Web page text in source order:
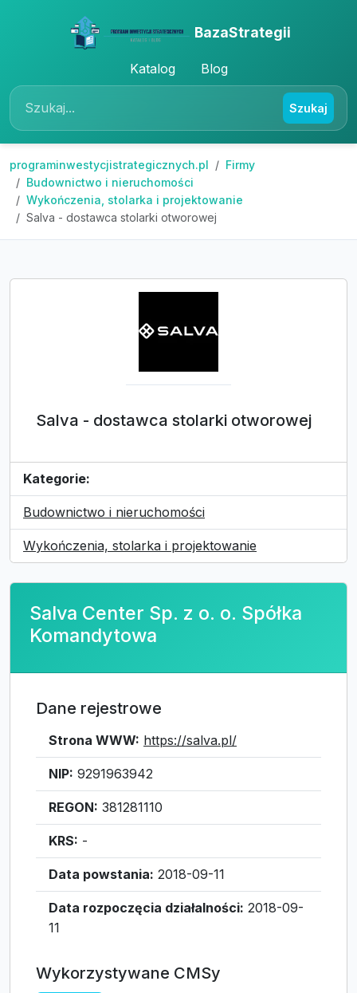
BazaStrategii
Katalog Blog
Szukaj
programinwestycjistrategicznych.pl
Firmy
Budownictwo i nieruchomości
Wykończenia, stolarka i projektowanie
Salva - dostawca stolarki otworowej
Salva - dostawca stolarki otworowej
Kategorie:
Budownictwo i nieruchomości
Wykończenia, stolarka i projektowanie
Salva Center Sp. z o. o. Spółka
Komandytowa
Dane rejestrowe
Strona WWW: https://salva.pl/
NIP: 9291963942
REGON: 381281110
KRS: -
Data powstania: 2018-09-11
Data rozpoczęcia działalności: 2018-09-
11
Wykorzystywane CMSy